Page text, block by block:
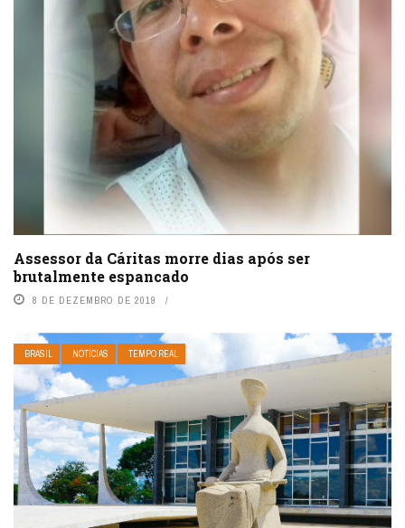
Assessor da Cáritas morre dias após ser
brutalmente espancado
8 DE DEZEMBRO DE 2019
BRASIL NOTÍCIAS TEMPO REAL